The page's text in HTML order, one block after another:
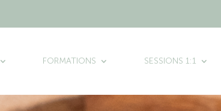
FORMATIONS SESSIONS 1:1